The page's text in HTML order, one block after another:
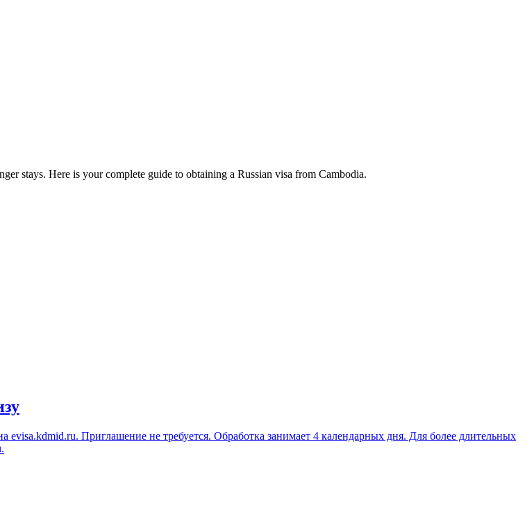
stays. Here is your complete guide to obtaining a Russian visa from Cambodia.
evisa.kdmid.ru. Приглашение не требуется. Обработка занимает 4 календарных дня. Для более длительных